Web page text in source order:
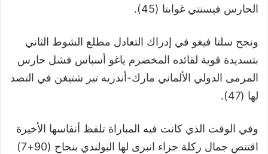
الحارس فيسنتي غوايتا (45).
ونجح سلتا فيغو في إدراك التعادل مطلع الشوط الثاني
بتسديدة قوية لقائده المخضرم ياغو أسباس فشل حارس
المرمى الدولي الألماني مارك-أندريه تير شتيغن في التصد
لها (47).
وفي الوقت الذي كانت فيه المباراة تلفظ أنفاسها الأخيرة
اقتنص جمال ركلة جزاء انبرى لها البولندي بنجاح (90+7)